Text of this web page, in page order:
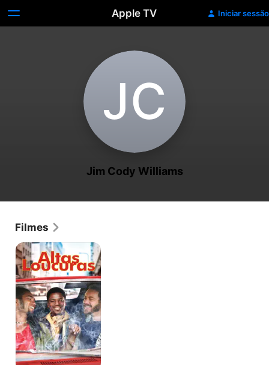
Apple TV Iniciar sessão
J‌C
Jim Cody Williams
Filmes
Altas
Loucuras